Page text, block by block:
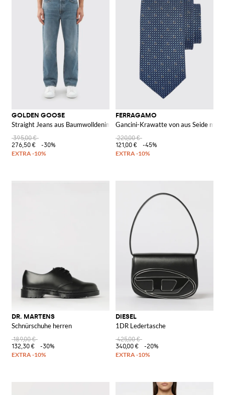
GOLDEN GOOSE
Straight Jeans aus Baumwolldenim
395,00 €
276,50 €
-30%
FERRAGAMO
Gancini-Krawatte von aus Seide mit
220,00 €
121,00 €
-45%
DR. MARTENS
Schnürschuhe herren
189,00 €
132,30 €
-30%
DIESEL
1DR Ledertasche
425,00 €
340,00 €
-20%